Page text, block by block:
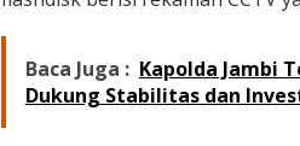
Baca Juga : Kapolda Jambi
Dukung Stabilitas dan